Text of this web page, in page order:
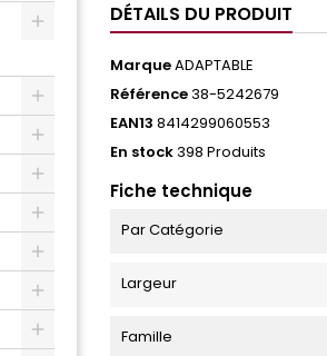
DÉTAILS DU PRODUIT
MarqueADAPTABLE
Référence38-5242679
EAN13 8414299060553
En stock398 Produits
Fiche technique
Par Catégorie
Largeur
Famille